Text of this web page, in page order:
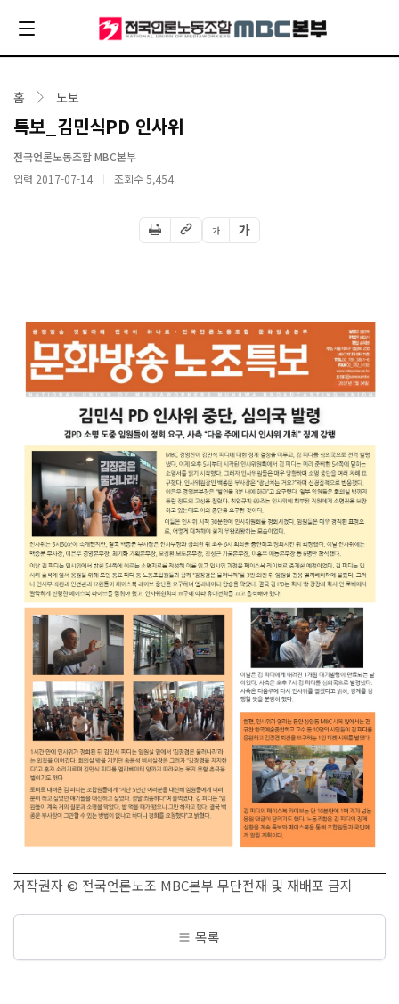
홈 노보
특보_김민식PD 인사위
전국언론노동조합 MBC본부
입력 2017-07-14
조회수5,454
가 가
저작권자 © 전국언론노조 MBC본부 무단전재 및 재배포 금지
목록